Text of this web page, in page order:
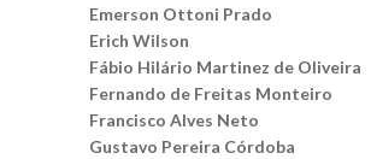
Emerson Ottoni Prado
Erich Wilson
Fábio Hilário Martinez de Oliveira
Fernando de Freitas Monteiro
Francisco Alves Neto
Gustavo Pereira Córdoba